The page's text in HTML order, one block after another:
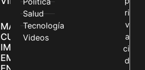
MADRES
CUIDADORAS
IMPULSAN SUS
EMPRENDIMIENTOS
Salud
Tecnología
Videos
ri
v
a
ci
d